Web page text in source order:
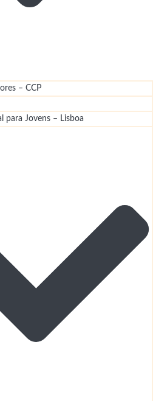
– CCP
para Jovens – Lisboa